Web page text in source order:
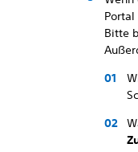
Portal
Bitte